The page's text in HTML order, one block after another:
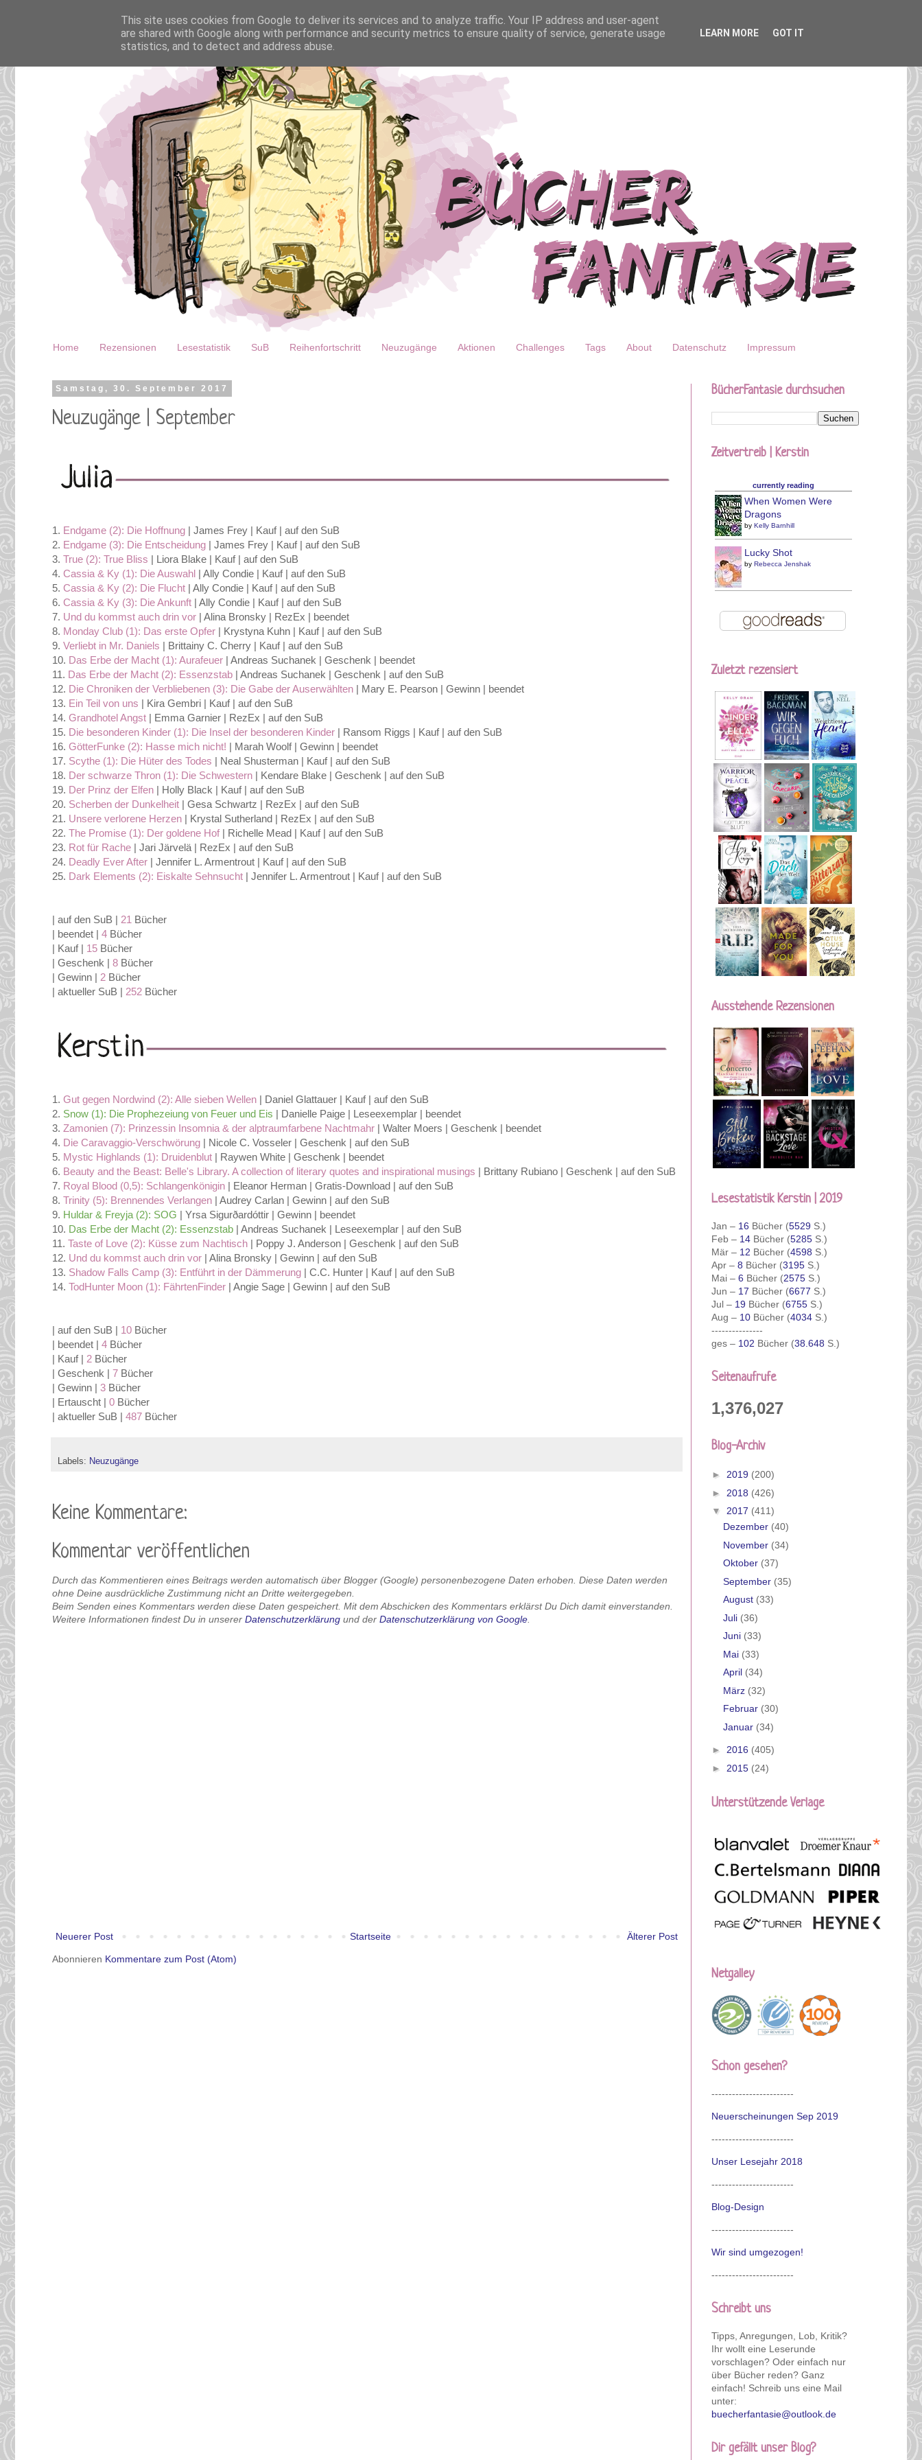
Home Rezensionen Lesestatistik SuB Reihenfortschritt Neuzugänge Aktionen Challenges Tags About Datenschutz Impressum
Samstag, 30. September 2017
Neuzugänge | September
1. Endgame (2): Die Hoffnung | James Frey | Kauf | auf den SuB
2. Endgame (3): Die Entscheidung | James Frey | Kauf | auf den SuB
3. True (2): True Bliss | Liora Blake | Kauf | auf den SuB
4. Cassia & Ky (1): Die Auswahl | Ally Condie | Kauf | auf den SuB
5. Cassia & Ky (2): Die Flucht | Ally Condie | Kauf | auf den SuB
6. Cassia & Ky (3): Die Ankunft | Ally Condie | Kauf | auf den SuB
7. Und du kommst auch drin vor | Alina Bronsky | RezEx | beendet
8. Monday Club (1): Das erste Opfer | Krystyna Kuhn | Kauf | auf den SuB
9. Verliebt in Mr. Daniels | Brittainy C. Cherry | Kauf | auf den SuB
10. Das Erbe der Macht (1): Aurafeuer | Andreas Suchanek | Geschenk | beendet
11. Das Erbe der Macht (2): Essenzstab | Andreas Suchanek | Geschenk | auf den SuB
12. Die Chroniken der Verbliebenen (3): Die Gabe der Auserwählten | Mary E. Pearson | Gewinn | beendet
13. Ein Teil von uns | Kira Gembri | Kauf | auf den SuB
14. Grandhotel Angst | Emma Garnier | RezEx | auf den SuB
15. Die besonderen Kinder (1): Die Insel der besonderen Kinder | Ransom Riggs | Kauf | auf den SuB
16. GötterFunke (2): Hasse mich nicht! | Marah Woolf | Gewinn | beendet
17. Scythe (1): Die Hüter des Todes | Neal Shusterman | Kauf | auf den SuB
18. Der schwarze Thron (1): Die Schwestern | Kendare Blake | Geschenk | auf den SuB
19. Der Prinz der Elfen | Holly Black | Kauf | auf den SuB
20. Scherben der Dunkelheit | Gesa Schwartz | RezEx | auf den SuB
21. Unsere verlorene Herzen | Krystal Sutherland | RezEx | auf den SuB
22. The Promise (1): Der goldene Hof | Richelle Mead | Kauf | auf den SuB
23. Rot für Rache | Jari Järvelä | RezEx | auf den SuB
24. Deadly Ever After | Jennifer L. Armentrout | Kauf | auf den SuB
25. Dark Elements (2): Eiskalte Sehnsucht | Jennifer L. Armentrout | Kauf | auf den SuB
| auf den SuB | 21 Bücher
| beendet | 4 Bücher
| Kauf | 15 Bücher
| Geschenk | 8 Bücher
| Gewinn | 2 Bücher
| aktueller SuB | 252 Bücher
1. Gut gegen Nordwind (2): Alle sieben Wellen | Daniel Glattauer | Kauf | auf den SuB
2. Snow (1): Die Prophezeiung von Feuer und Eis | Danielle Paige | Leseexemplar | beendet
3. Zamonien (7): Prinzessin Insomnia & der alptraumfarbene Nachtmahr | Walter Moers | Geschenk | beendet
4. Die Caravaggio-Verschwörung | Nicole C. Vosseler | Geschenk | auf den SuB
5. Mystic Highlands (1): Druidenblut | Raywen White | Geschenk | beendet
6. Beauty and the Beast: Belle's Library. A collection of literary quotes and inspirational musings | Brittany Rubiano | Geschenk | auf den SuB
7. Royal Blood (0,5): Schlangenkönigin | Eleanor Herman | Gratis-Download | auf den SuB
8. Trinity (5): Brennendes Verlangen | Audrey Carlan | Gewinn | auf den SuB
9. Huldar & Freyja (2): SOG | Yrsa Sigurðardóttir | Gewinn | beendet
10. Das Erbe der Macht (2): Essenzstab | Andreas Suchanek | Leseexemplar | auf den SuB
11. Taste of Love (2): Küsse zum Nachtisch | Poppy J. Anderson | Geschenk | auf den SuB
12. Und du kommst auch drin vor | Alina Bronsky | Gewinn | auf den SuB
13. Shadow Falls Camp (3): Entführt in der Dämmerung | C.C. Hunter | Kauf | auf den SuB
14. TodHunter Moon (1): FährtenFinder | Angie Sage | Gewinn | auf den SuB
| auf den SuB | 10 Bücher
| beendet | 4 Bücher
| Kauf | 2 Bücher
| Geschenk | 7 Bücher
| Gewinn | 3 Bücher
| Ertauscht | 0 Bücher
| aktueller SuB | 487 Bücher
Labels: Neuzugänge
Keine Kommentare:
Kommentar veröffentlichen
Durch das Kommentieren eines Beitrags werden automatisch über Blogger (Google) personenbezogene Daten erhoben. Diese Daten werden
ohne Deine ausdrückliche Zustimmung nicht an Dritte weitergegeben.
Beim Senden eines Kommentars werden diese Daten gespeichert. Mit dem Abschicken des Kommentars erklärst Du Dich damit einverstanden.
Weitere Informationen findest Du in unserer Datenschutzerklärung und der Datenschutzerklärung von Google
Neuerer Post Älterer Post
Startseite
Abonnieren Kommentare zum Post (Atom)
BücherFantasie durchsuchen
Zeitvertreib | Kerstin
currently reading
When Women Were
Dragons
by Kelly Barnhill
Lucky Shot
by Rebecca Jenshak
Zuletzt rezensiert
Ausstehende Rezensionen
Lesestatistik Kerstin | 2019
Jan – 16 Bücher (5529 S.)
Feb – 14 Bücher (5285 S.)
Mär – 12 Bücher (4598 S.)
Apr – 8 Bücher (3195 S.)
Mai – 6 Bücher (2575 S.)
Jun – 17 Bücher (6677 S.)
Jul – 19 Bücher (6755 S.)
Aug – 10 Bücher (4034 S.)
---------------
ges – 102 Bücher (38.648 S.)
Seitenaufrufe
1,376,027
Blog-Archiv
► 2019 (200)
► 2018 (426)
▼ 2017 (411)
Dezember (40)
November (34)
Oktober (37)
September (35)
August (33)
Juli (36)
Juni (33)
Mai (33)
April (34)
März (32)
Februar (30)
Januar (34)
► 2016 (405)
► 2015 (24)
Unterstützende Verlage
Netgalley
Schon gesehen?
------------------------
Neuerscheinungen Sep 2019
------------------------
Unser Lesejahr 2018
------------------------
Blog-Design
------------------------
Wir sind umgezogen!
------------------------
Schreibt uns
Tipps, Anregungen, Lob, Kritik?
Ihr wollt eine Leserunde
vorschlagen? Oder einfach nur
über Bücher reden? Ganz
einfach! Schreib uns eine Mail
unter:
buecherfantasie@outlook.de
Dir gefällt unser Blog?
This site uses cookies from Google to deliver its services and to analyze traffic. Your IP address and user-agent
are shared with Google along with performance and security metrics to ensure quality of service, generate usage
statistics, and to detect and address abuse.
LEARN MORE GOT IT